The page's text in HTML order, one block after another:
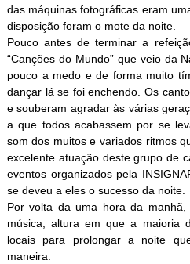
das máquinas fotográficas eram
disposição foram o mote da noite.
Pouco antes de terminar a
“Canções do Mundo” que veio da
pouco a medo e de forma muito
dançar lá se foi enchendo. Os
e souberam agradar às várias
a que todos acabassem por se
som dos muitos e variados ritmos
excelente atuação deste grupo de
eventos organizados pela
se deveu a eles o sucesso da noite.
Por volta da uma hora da
música, altura em que a maioria
locais para prolongar a noite
maneira.